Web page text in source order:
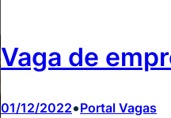
Vaga de
01/12/2022•Portal Vagas